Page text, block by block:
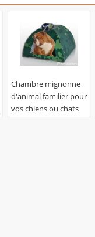
Chambre mignonne
d'animal familier pour
vos chiens ou chats